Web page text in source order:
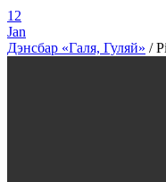
12
Jan
Дэнсбар «Галя, Гуляй» /